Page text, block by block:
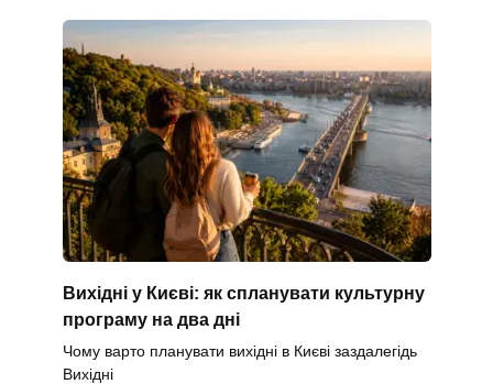
Вихідні у Києві: як спланувати культурну
програму на два дні
Чому варто планувати вихідні в Києві заздалегідь
Вихідні